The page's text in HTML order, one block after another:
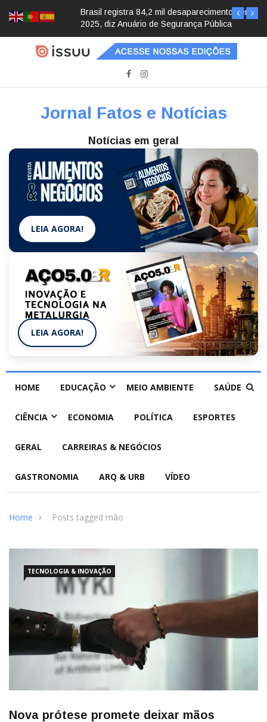
Brasil registra 84,2 mil desaparecimentos em
2025, diz Anuário de Segurança Pública
Jornal Fatos e Notícias
Notícias em geral
LEIA AGORA!
LEIA AGORA!
HOME EDUCAÇÃO MEIO AMBIENTE SAÚDE
CIÊNCIA ECONOMIA POLÍTICA ESPORTES
GERAL CARREIRAS & NEGÓCIOS
GASTRONOMIA ARQ & URB VÍDEO
Home Posts tagged mão
TECNOLOGIA & INOVAÇÃO
Nova prótese promete deixar mãos